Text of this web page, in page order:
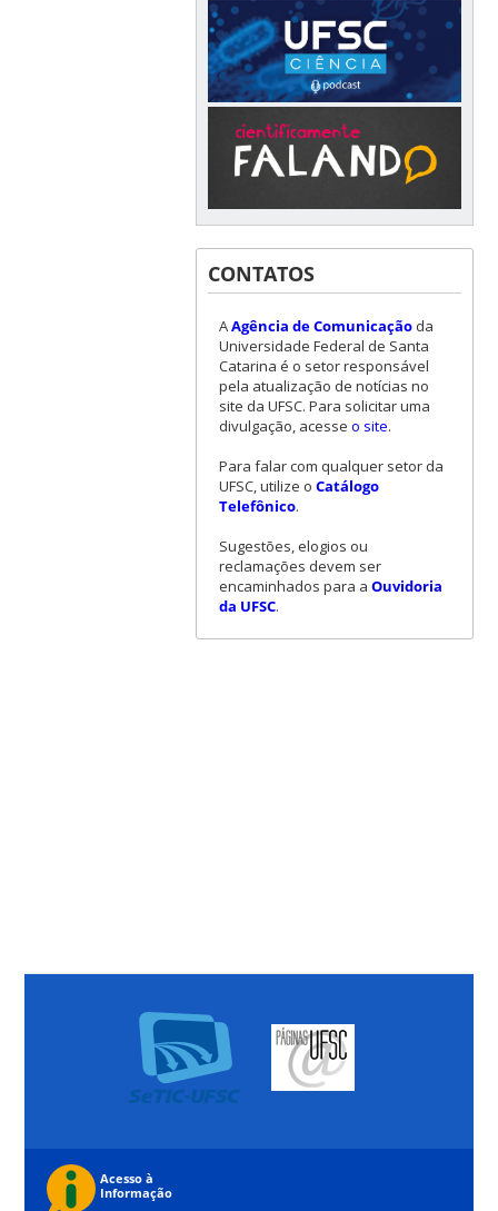
CONTATOS
AAgência de Comunicaçãoda
Universidade Federal de Santa
Catarina é o setor responsável
pela atualização de notícias no
site da UFSC. Para solicitar uma
divulgação, acesse o site.
Para falar com qualquer setor da
UFSC, utilize o Catálogo
Telefônico.
Sugestões, elogios ou
reclamações devem ser
encaminhados para a Ouvidoria
da UFSC.